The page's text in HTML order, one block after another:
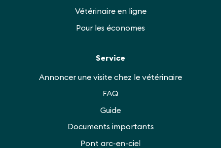
Vétérinaire en ligne
Pour les économes
Service
Annoncer une visite chez le vétérinaire
FAQ
Guide
Documents importants
Pont arc-en-ciel